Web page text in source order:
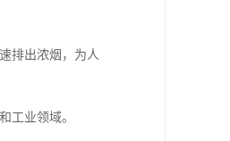
排出浓烟，为人
工业领域。